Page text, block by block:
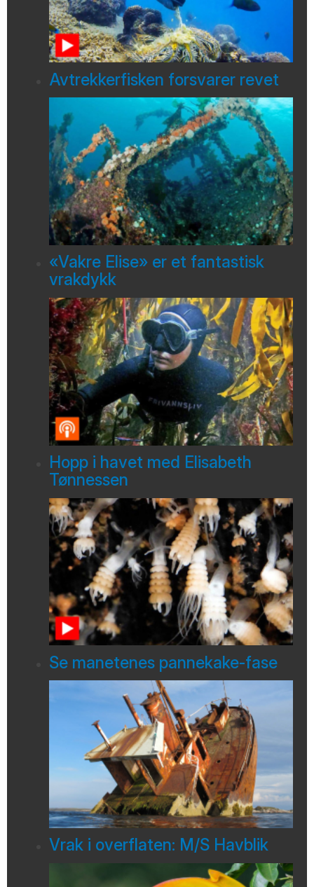
Avtrekkerfisken forsvarer revet
«Vakre Elise» er et fantastisk
vrakdykk
Hopp i havet med Elisabeth
Tønnessen
Se manetenes pannekake-fase
Vrak i overflaten: M/S Havblik